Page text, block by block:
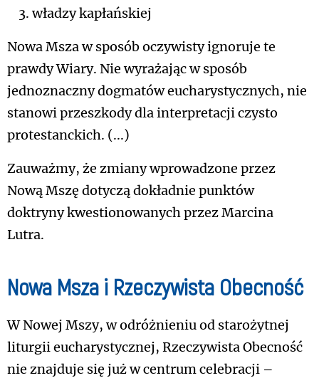
władzy kapłańskiej
Nowa Msza w sposób oczywisty ignoruje te
prawdy Wiary. Nie wyrażając w sposób
jednoznaczny dogmatów eucharystycznych, nie
stanowi przeszkody dla interpretacji czysto
protestanckich. (...)
Zauważmy, że zmiany wprowadzone przez
Nową Mszę dotyczą dokładnie punktów
doktryny kwestionowanych przez Marcina
Lutra.
Nowa Msza i Rzeczywista Obecność
W Nowej Mszy, w odróżnieniu od starożytnej
liturgii eucharystycznej, Rzeczywista Obecność
nie znajduje się już w centrum celebracji –